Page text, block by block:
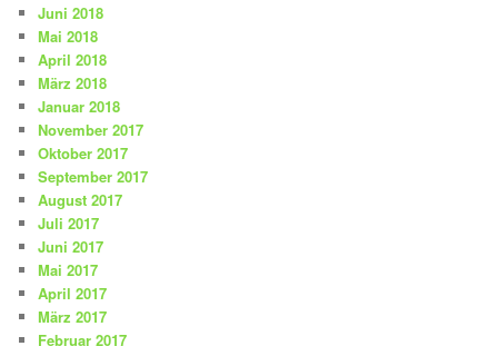
Juni 2018
Mai 2018
April 2018
März 2018
Januar 2018
November 2017
Oktober 2017
September 2017
August 2017
Juli 2017
Juni 2017
Mai 2017
April 2017
März 2017
Februar 2017